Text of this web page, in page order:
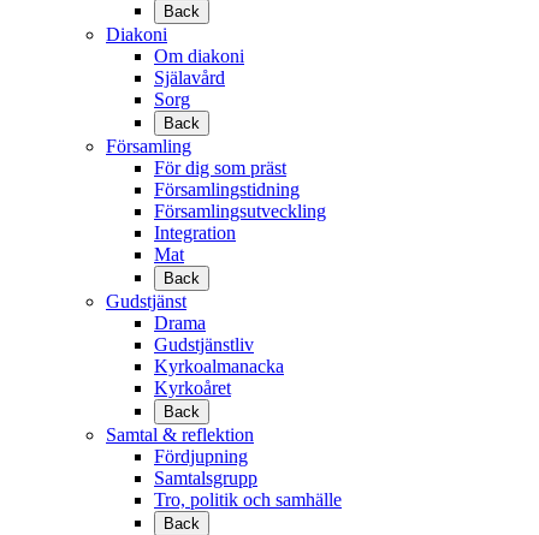
Back
Diakoni
Om diakoni
Själavård
Sorg
Back
Församling
För dig som präst
Församlingstidning
Församlingsutveckling
Integration
Mat
Back
Gudstjänst
Drama
Gudstjänstliv
Kyrkoalmanacka
Kyrkoåret
Back
Samtal & reflektion
Fördjupning
Samtalsgrupp
Tro, politik och samhälle
Back